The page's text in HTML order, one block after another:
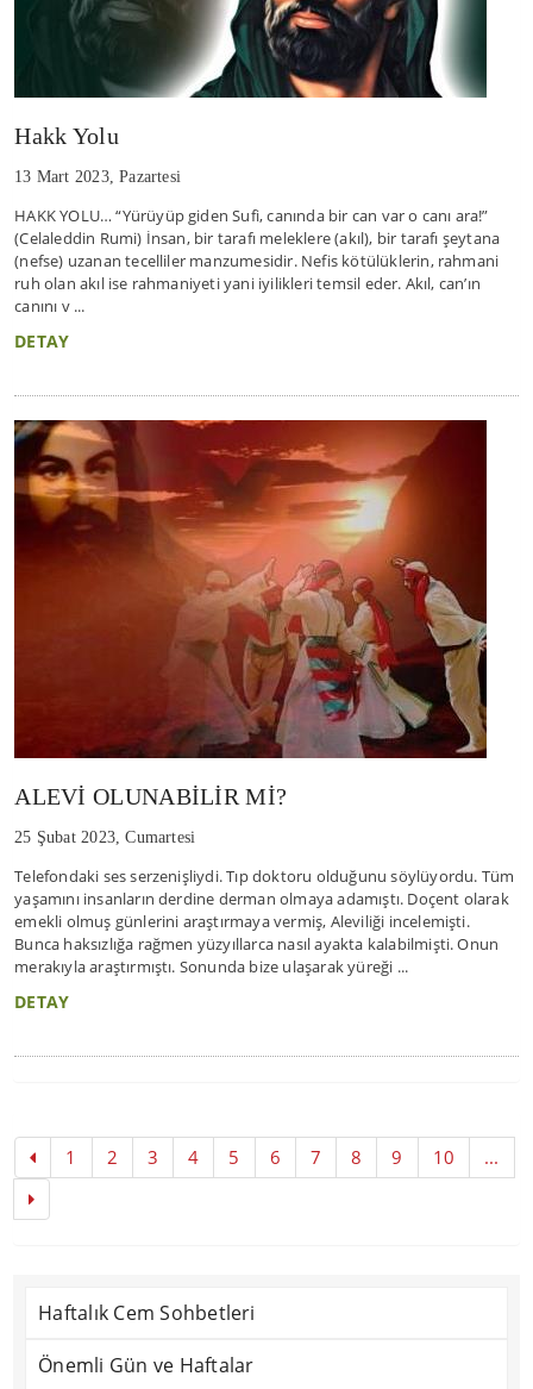
Hakk Yolu
13 Mart 2023, Pazartesi
HAKK YOLU… “Yürüyüp giden Sufi, canında bir can var o canı ara!”
(Celaleddin Rumi) İnsan, bir tarafı meleklere (akıl), bir tarafı şeytana
(nefse) uzanan tecelliler manzumesidir. Nefis kötülüklerin, rahmani
ruh olan akıl ise rahmaniyeti yani iyilikleri temsil eder. Akıl, can’ın
canını v ...
DETAY
ALEVİ OLUNABİLİR Mİ?
25 Şubat 2023, Cumartesi
Telefondaki ses serzenişliydi. Tıp doktoru olduğunu söylüyordu. Tüm
yaşamını insanların derdine derman olmaya adamıştı. Doçent olarak
emekli olmuş günlerini araştırmaya vermiş, Aleviliği incelemişti.
Bunca haksızlığa rağmen yüzyıllarca nasıl ayakta kalabilmişti. Onun
merakıyla araştırmıştı. Sonunda bize ulaşarak yüreği ...
DETAY
1 2 3 4 5 6 7 8 9 10 ...
Haftalık Cem Sohbetleri
Önemli Gün ve Haftalar